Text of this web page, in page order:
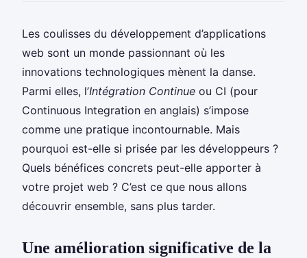
Les coulisses du développement d’applications
web sont un monde passionnant où les
innovations technologiques mènent la danse.
Parmi elles, l’Intégration Continue ou CI (pour
Continuous Integration en anglais) s’impose
comme une pratique incontournable. Mais
pourquoi est-elle si prisée par les développeurs ?
Quels bénéfices concrets peut-elle apporter à
votre projet web ? C’est ce que nous allons
découvrir ensemble, sans plus tarder.
Une amélioration significative de la